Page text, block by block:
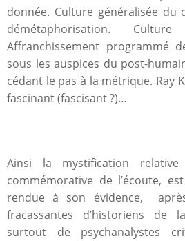
donnée. Culture généralisée du
démétaphorisation.
Affranchissement programmé
sous les auspices du post-
cédant le pas à la métrique. Ray
fascinant (fascisant ?)…
Ainsi la mystification
commémorative de l’écoute,
rendue à son évidence,
fracassantes d’historiens de
surtout de psychanalystes